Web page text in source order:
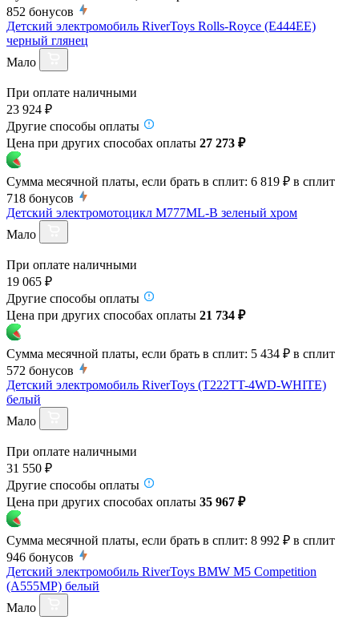
852 бонусов
Детский электромобиль RiverToys Rolls-Royce (E444EE)
черный глянец
Мало
При оплате наличными
23 924 ₽
Другие способы оплаты
Цена при других способах оплаты 27 273 ₽
Сумма месячной платы, если брать в сплит: 6 819 ₽ в сплит
718 бонусов
Детский электромотоцикл M777ML-B зеленый хром
Мало
При оплате наличными
19 065 ₽
Другие способы оплаты
Цена при других способах оплаты 21 734 ₽
Сумма месячной платы, если брать в сплит: 5 434 ₽ в сплит
572 бонусов
Детский электромобиль RiverToys (T222TT-4WD-WHITE)
белый
Мало
При оплате наличными
31 550 ₽
Другие способы оплаты
Цена при других способах оплаты 35 967 ₽
Сумма месячной платы, если брать в сплит: 8 992 ₽ в сплит
946 бонусов
Детский электромобиль RiverToys BMW M5 Competition
(A555MP) белый
Мало